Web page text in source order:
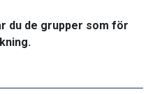
du de grupper som för